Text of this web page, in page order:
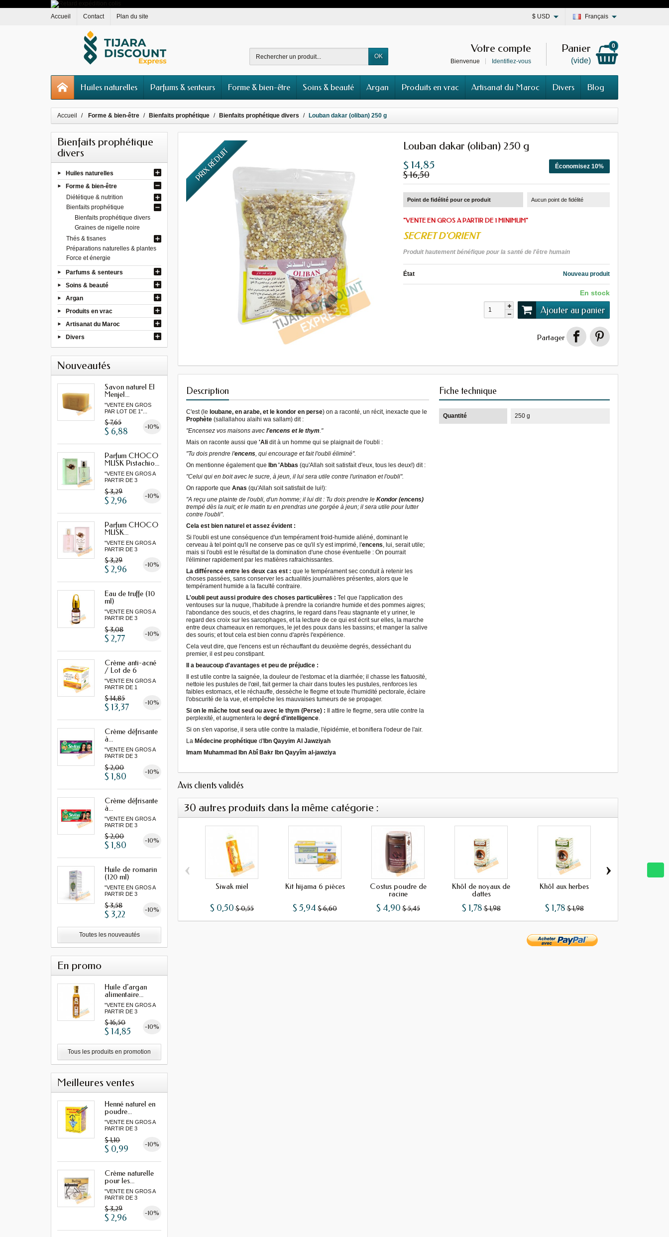
Accueil Contact Plan du site Français
$ USD
OK
Panier
(vide)
0
Votre compte
Bienvenue Identifiez-vous
Huiles naturelles Parfums & senteurs Forme & bien-être Soins & beauté Argan Produits en vrac Artisanat du Maroc Divers Blog
Accueil Forme & bien-être Bienfaits prophétique Bienfaits prophétique divers Louban dakar (oliban) 250 g
Bienfaits prophétique
divers
Huiles naturelles
Forme & bien-être
Diététique & nutrition
Bienfaits prophétique
Bienfaits prophétique divers
Graines de nigelle noire
Thés & tisanes
Préparations naturelles & plantes
Force et énergie
Parfums & senteurs
Soins & beauté
Argan
Produits en vrac
Artisanat du Maroc
Divers
Nouveautés
Savon naturel El
Menjel...
"VENTE EN GROS
PAR LOT DE 1"...
$ 7,65 -10%
$ 6,88
Parfum CHOCO
MUSK Pistachio...
"VENTE EN GROS A
PARTIR DE 3
$ 3,29 -10%
$ 2,96
Parfum CHOCO
MUSK...
"VENTE EN GROS A
PARTIR DE 3
$ 3,29 -10%
$ 2,96
Eau de truffe (10
ml)
"VENTE EN GROS A
PARTIR DE 3
$ 3,08 -10%
$ 2,77
Crème anti-acné
/ Lot de 6
"VENTE EN GROS A
PARTIR DE 1
$ 14,85 -10%
$ 13,37
Crème défrisante
à...
"VENTE EN GROS A
PARTIR DE 3
$ 2,00 -10%
$ 1,80
Crème défrisante
à...
"VENTE EN GROS A
PARTIR DE 3
$ 2,00 -10%
$ 1,80
Huile de romarin
(120 ml)
"VENTE EN GROS A
PARTIR DE 3
$ 3,58 -10%
$ 3,22
Toutes les nouveautés
En promo
Huile d’argan
alimentaire...
"VENTE EN GROS A
PARTIR DE 3
$ 16,50 -10%
$ 14,85
Tous les produits en promotion
Meilleures ventes
Henné naturel en
poudre...
"VENTE EN GROS A
PARTIR DE 3
$ 1,10 -10%
$ 0,99
Crème naturelle
pour les...
"VENTE EN GROS A
PARTIR DE 3
$ 3,29 -10%
$ 2,96
PRIX RÉDUIT
Louban dakar (oliban) 250 g
Économisez 10%
$ 14,85
$ 16,50
Point de fidélité pour ce produit Aucun point de fidélité
"VENTE EN GROS A PARTIR DE 1 MINIMUM"
SECRET D'ORIENT
Produit hautement bénéfique pour la santé de l'être humain
État Nouveau produit
En stock
Ajouter au panier
Partager
Description
C'est (leloubane, en arabe, et le kondor en perse) on a raconté, un récit, inexacte que le
Prophète (sallallahou alaihi wa sallam) dit :
"Encensez vos maisons avecl'encens et le thym ."
Mais on raconte aussi que'Ali dit à un homme qui se plaignait de l'oubli :
"Tu dois prendre l'encens , qui encourage et fait l'oubli éliminé".
On mentionne également queIbn 'Abbas (qu'Allah soit satisfait d'eux, tous les deux!) dit :
"Celui qui en boit avec le sucre, à jeun, il lui sera utile contre l'urination et l'oubli".
On rapporte queAnas (qu'Allah soit satisfait de lui!):
"A reçu une plainte de l'oubli, d'un homme; il lui dit : Tu dois prendre leKondor (encens)
trempé dès la nuit; et le matin tu en prendras une gorgée à jeun; il sera utile pour lutter
contre l'oubli".
Cela est bien naturel et assez évident :
Si l'oubli est une conséquence d'un tempérament froid-humide aliéné, dominant le
cerveau à tel point qu'il ne conserve pas ce qu'il s'y est imprimé, l'encens , lui, serait utile;
mais si l'oubli est le résultat de la domination d'une chose éventuelle : On pourrait
l'éliminer rapidement par les matières rafraichissantes.
La différence entre les deux cas est : que le tempérament sec conduit à retenir les
choses passées, sans conserver les actualités journalières présentes, alors que le
tempérament humide a la faculté contraire.
L'oubli peut aussi produire des choses particulières : Tel que l'application des
ventouses sur la nuque, l'habitude à prendre la coriandre humide et des pommes aigres;
l'abondance des soucis, et des chagrins, le regard dans l'eau stagnante et y uriner, le
regard des croix sur les sarcophages, et la lecture de ce qui est écrit sur elles, la marche
entre deux chameaux en remorques, le jet des poux dans les bassins; et manger la salive
des souris; et tout cela est bien connu d'après l'expérience.
Cela veut dire, que l'encens est un réchauffant du deuxième degrés, desséchant du
premier, il est peu constipant.
Il a beaucoup d'avantages et peu de préjudice :
Il est utile contre la saignée, la douleur de l'estomac et la diarrhée; il chasse les flatuosité,
nettoie les pustules de l'œil, fait germer la chair dans toutes les pustules, renforces les
faibles estomacs, et le réchauffe, dessèche le flegme et toute l'humidité pectorale, éclaire
l'obscurité de la vue, et empêche les mauvaises tumeurs de se propager.
Si on le mâche tout seul ou avec le thym (Perse) : Il attire le flegme, sera utile contre la
perplexité, et augmentera ledegré d'intelligence
Si on s'en vaporise, il sera utile contre la maladie, l'épidémie, et bonifiera l'odeur de l'air.
LaMédecine prophétique d'Ibn Qayyim Al Jawziyah
Imam Muhammad Ibn Abî Bakr Ibn Qayyîm al-jawziya
Fiche technique
Quantité 250 g
Avis clients validés
30 autres produits dans la même catégorie :
Siwak miel
$ 0,50 $ 0,55
Kit hijama 6 pièces
$ 5,94 $ 6,60
Costus poudre de
racine
$ 4,90 $ 5,45
Khôl de noyaux de
dattes
$ 1,78 $ 1,98
Khôl aux herbes
$ 1,78 $ 1,98
‹ ›